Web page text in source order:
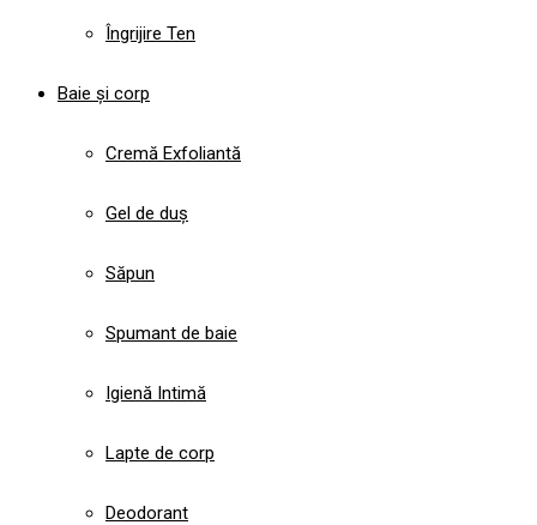
Îngrijire Ten
Baie și corp
Cremă Exfoliantă
Gel de duș
Săpun
Spumant de baie
Igienă Intimă
Lapte de corp
Deodorant